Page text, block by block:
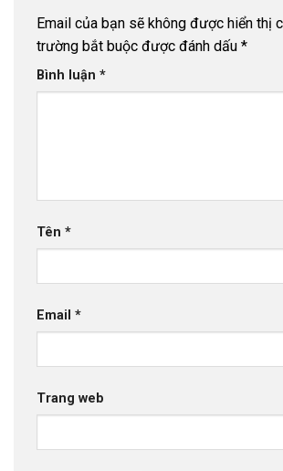
Email của bạn sẽ không được hiển thị
trường bắt buộc được đánh dấu *
Bình luận *
Tên *
Email *
Trang web